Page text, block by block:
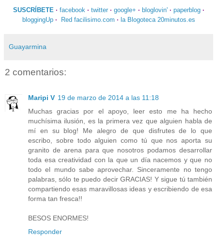
SUSCRÍBETE · facebook · twitter · google+ · bloglovin' · paperblog ·
bloggingUp · Red facilisimo.com · la Blogoteca 20minutos.es
Guayarmina
2 comentarios:
Maripi V 19 de marzo de 2014 a las 11:18
Muchas gracias por el apoyo, leer esto me ha hecho
muchísima ilusión, es la primera vez que alguien habla de
mí en su blog! Me alegro de que disfrutes de lo que
escribo, sobre todo alguien como tú que nos aporta su
granito de arena para que nosotros podamos desarrollar
toda esa creatividad con la que un día nacemos y que no
todo el mundo sabe aprovechar. Sinceramente no tengo
palabras, sólo te puedo decir GRACIAS! Y sigue tú también
compartiendo esas maravillosas ideas y escribiendo de esa
forma tan fresca!!
BESOS ENORMES!
Responder